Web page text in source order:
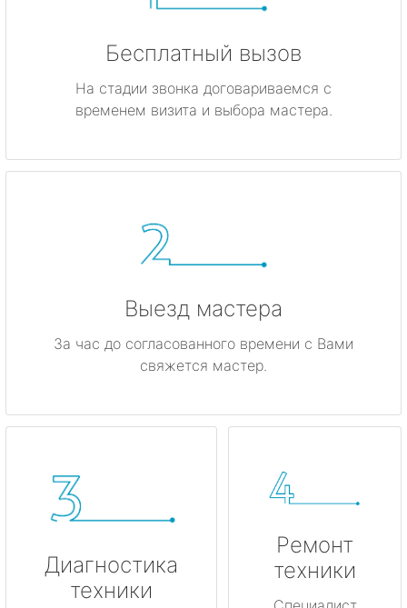
Бесплатный вызов
На стадии звонка договариваемся с
временем визита и выбора мастера.
Выезд мастера
За час до согласованного времени с Вами
свяжется мастер.
Диагностика
техники
Ремонт
техники